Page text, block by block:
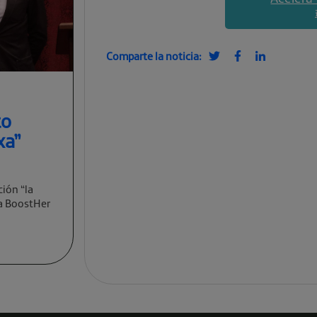
“la
BoostHer
Comparte la noticia: